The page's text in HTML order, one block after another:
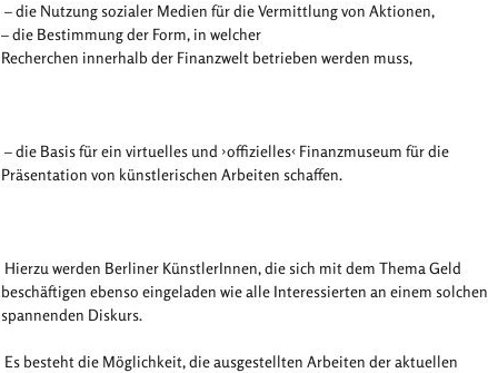
– die Nutzung sozialer Medien für die Vermittlung von Aktionen,
– die Bestimmung der Form, in welcher
Recherchen innerhalb der Finanzwelt betrieben werden muss,
– die Basis für ein virtuelles und ›offizielles‹ Finanzmuseum für die
Präsentation von künstlerischen Arbeiten schaffen.
Hierzu werden Berliner KünstlerInnen, die sich mit dem Thema Geld
beschäftigen ebenso eingeladen wie alle Interessierten an einem solchen
spannenden Diskurs.
Es besteht die Möglichkeit, die ausgestellten Arbeiten der aktuellen